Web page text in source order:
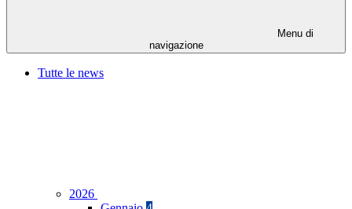
Menu di
navigazione
Tutte le news
2026